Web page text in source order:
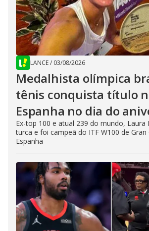
LANCE/ 03/08/2026
Medalhista olímpica
tênis conquista título
Espanha no dia do
Ex-top 100 e atual 239 do mundo, Laura
turca e foi campeã do ITF W100 de Gran
Espanha